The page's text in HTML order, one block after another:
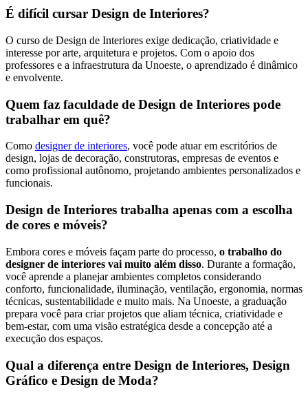
É difícil cursar Design de Interiores?
O curso de Design de Interiores exige dedicação, criatividade e
interesse por arte, arquitetura e projetos. Com o apoio dos
professores e a infraestrutura da Unoeste, o aprendizado é dinâmico
e envolvente.
Quem faz faculdade de Design de Interiores pode
trabalhar em quê?
Como designer de interiores, você pode atuar em escritórios de
design, lojas de decoração, construtoras, empresas de eventos e
como profissional autônomo, projetando ambientes personalizados e
funcionais.
Design de Interiores trabalha apenas com a escolha
de cores e móveis?
Embora cores e móveis façam parte do processo, o trabalho do
designer de interiores vai muito além disso. Durante a formação,
você aprende a planejar ambientes completos considerando
conforto, funcionalidade, iluminação, ventilação, ergonomia, normas
técnicas, sustentabilidade e muito mais. Na Unoeste, a graduação
prepara você para criar projetos que aliam técnica, criatividade e
bem-estar, com uma visão estratégica desde a concepção até a
execução dos espaços.
Qual a diferença entre Design de Interiores, Design
Gráfico e Design de Moda?